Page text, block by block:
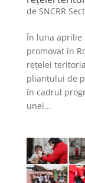
de SNCRR
În luna aprilie
promovat în
rețelei
pliantului de
în cadrul
unei...